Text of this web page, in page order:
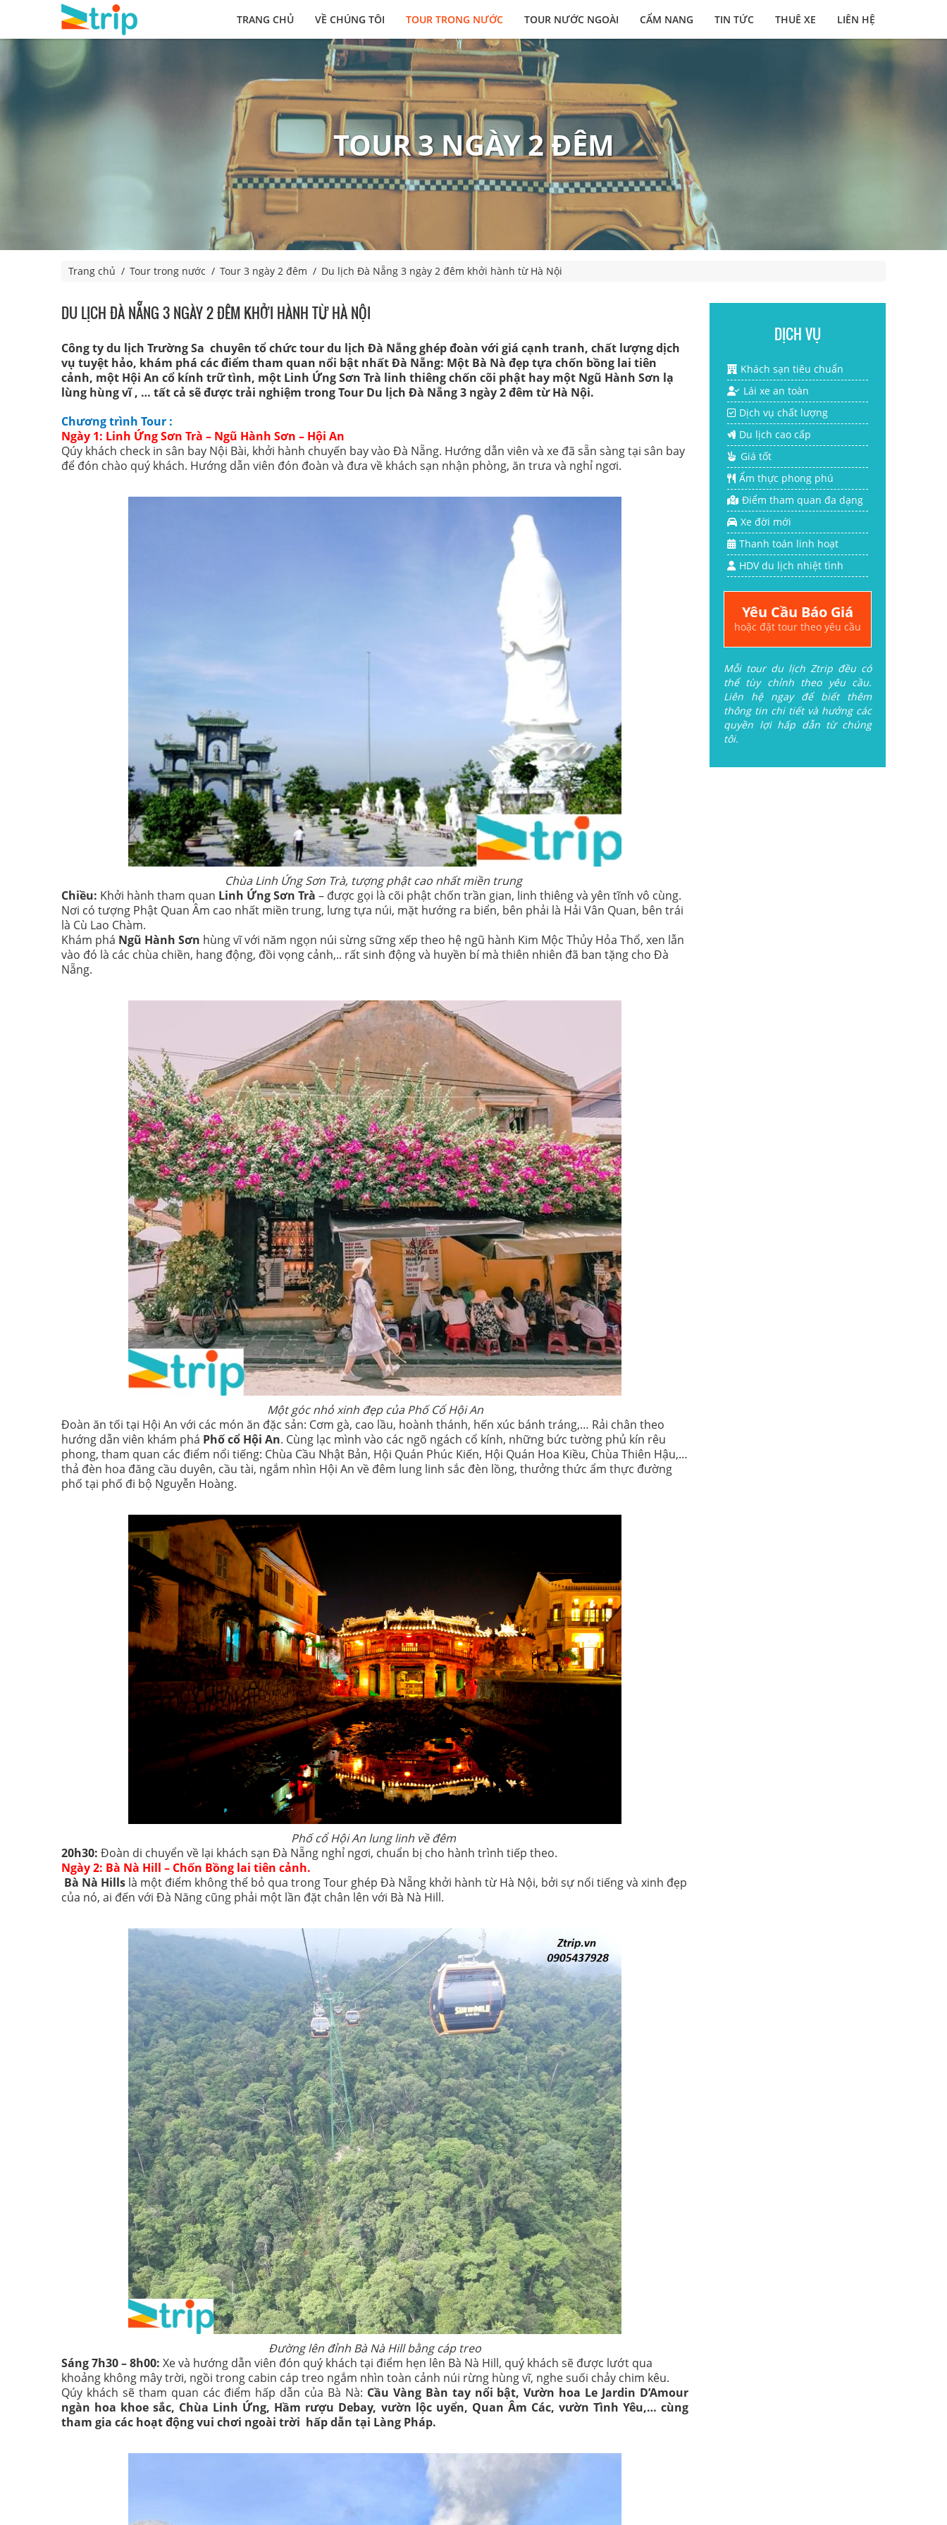
TRANG CHỦ VỀ CHÚNG TÔI TOUR TRONG NƯỚC TOUR NƯỚC NGOÀI CẨM NANG TIN TỨC THUÊ XE LIÊN HỆ
TOUR 3 NGÀY 2 ĐÊM
Trang chủ Tour trong nước Tour 3 ngày 2 đêm Du lịch Đà Nẵng 3 ngày 2 đêm khởi hành từ Hà Nội
DU LỊCH ĐÀ NẴNG 3 NGÀY 2 ĐÊM KHỞI HÀNH TỪ HÀ NỘI
Công ty du lịch Trường Sa chuyên tổ chức tour du lịch Đà Nẵng ghép đoàn với giá cạnh tranh, chất lượng dịch
vụ tuyệt hảo, khám phá các điểm tham quan nổi bật nhất Đà Nẵng: Một Bà Nà đẹp tựa chốn bồng lai tiên
cảnh, một Hội An cổ kính trữ tình, một Linh Ứng Sơn Trà linh thiêng chốn cõi phật hay một Ngũ Hành Sơn lạ
lùng hùng vĩ , … tất cả sẽ được trải nghiệm trong Tour Du lịch Đà Nẵng 3 ngày 2 đêm từ Hà Nội.
Chương trình Tour :
Ngày 1: Linh Ứng Sơn Trà – Ngũ Hành Sơn – Hội An
Qúy khách check in sân bay Nội Bài, khởi hành chuyến bay vào Đà Nẵng. Hướng dẫn viên và xe đã sẵn sàng tại sân bay
để đón chào quý khách. Hướng dẫn viên đón đoàn và đưa về khách sạn nhận phòng, ăn trưa và nghỉ ngơi.
Chùa Linh Ứng Sơn Trà, tượng phật cao nhất miền trung
Chiều: Khởi hành tham quan Linh Ứng Sơn Trà – được gọi là cõi phật chốn trần gian, linh thiêng và yên tĩnh vô cùng.
Nơi có tượng Phật Quan Âm cao nhất miền trung, lưng tựa núi, mặt hướng ra biển, bên phải là Hải Vân Quan, bên trái
là Cù Lao Chàm.
Khám phá Ngũ Hành Sơn hùng vĩ với năm ngọn núi sừng sững xếp theo hệ ngũ hành Kim Mộc Thủy Hỏa Thổ, xen lẫn
vào đó là các chùa chiền, hang động, đồi vọng cảnh,.. rất sinh động và huyền bí mà thiên nhiên đã ban tặng cho Đà
Nẵng.
Một góc nhỏ xinh đẹp của Phố Cổ Hội An
Đoàn ăn tối tại Hội An với các món ăn đặc sản: Cơm gà, cao lầu, hoành thánh, hến xúc bánh tráng,… Rải chân theo
hướng dẫn viên khám phá Phố cổ Hội An. Cùng lạc mình vào các ngõ ngách cổ kính, những bức tường phủ kín rêu
phong, tham quan các điểm nổi tiếng: Chùa Cầu Nhật Bản, Hội Quán Phúc Kiến, Hội Quán Hoa Kiều, Chùa Thiên Hậu,…
thả đèn hoa đăng cầu duyên, cầu tài, ngắm nhìn Hội An về đêm lung linh sắc đèn lồng, thưởng thức ẩm thực đường
phố tại phố đi bộ Nguyễn Hoàng.
Phố cổ Hội An lung linh về đêm
20h30: Đoàn di chuyển về lại khách sạn Đà Nẵng nghỉ ngơi, chuẩn bị cho hành trình tiếp theo.
Ngày 2: Bà Nà Hill – Chốn Bồng lai tiên cảnh.
Bà Nà Hills là một điểm không thể bỏ qua trong Tour ghép Đà Nẵng khởi hành từ Hà Nội, bởi sự nổi tiếng và xinh đẹp
của nó, ai đến với Đà Năng cũng phải một lần đặt chân lên với Bà Nà Hill.
Đường lên đỉnh Bà Nà Hill bằng cáp treo
Sáng 7h30 – 8h00: Xe và hướng dẫn viên đón quý khách tại điểm hẹn lên Bà Nà Hill, quý khách sẽ được lướt qua
khoảng không mây trời, ngồi trong cabin cáp treo ngắm nhìn toàn cảnh núi rừng hùng vĩ, nghe suối chảy chim kêu.
Qúy khách sẽ tham quan các điểm hấp dẫn của Bà Nà: Cầu Vàng Bàn tay nổi bật, Vườn hoa Le Jardin D’Amour
ngàn hoa khoe sắc, Chùa Linh Ứng, Hầm rượu Debay, vườn lộc uyển, Quan Âm Các, vườn Tình Yêu,… cùng
tham gia các hoạt động vui chơi ngoài trời hấp dẫn tại Làng Pháp.
DỊCH VỤ
Khách sạn tiêu chuẩn
Lái xe an toàn
Dịch vụ chất lượng
Du lịch cao cấp
Giá tốt
Ẩm thực phong phú
Điểm tham quan đa dạng
Xe đời mới
Thanh toán linh hoạt
HDV du lịch nhiệt tình
Yêu Cầu Báo Giá
hoặc đặt tour theo yêu cầu
Mỗi tour du lịch Ztrip đều có
thể tùy chỉnh theo yêu cầu.
Liên hệ ngay để biết thêm
thông tin chi tiết và hưởng các
quyền lợi hấp dẫn từ chúng
tôi.